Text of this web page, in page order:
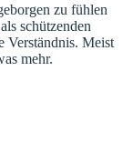
zu fühlen
schützenden
Verständnis. Meist
mehr.